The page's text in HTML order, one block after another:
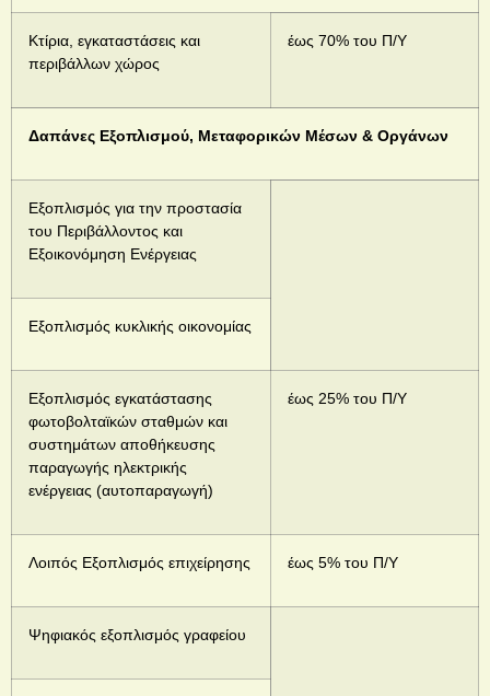
Κτίρια, εγκαταστάσεις και
περιβάλλων χώρος
έως 70% του Π/Υ
Δαπάνες Εξοπλισμού, Μεταφορικών Μέσων & Οργάνων
Εξοπλισμός για την προστασία
του Περιβάλλοντος και
Εξοικονόμηση Ενέργειας
Εξοπλισμός κυκλικής οικονομίας
Εξοπλισμός εγκατάστασης
φωτοβολταϊκών σταθμών και
συστημάτων αποθήκευσης
παραγωγής ηλεκτρικής
ενέργειας (αυτοπαραγωγή)
έως 25% του Π/Υ
Λοιπός Εξοπλισμός επιχείρησης έως 5% του Π/Υ
Ψηφιακός εξοπλισμός γραφείου